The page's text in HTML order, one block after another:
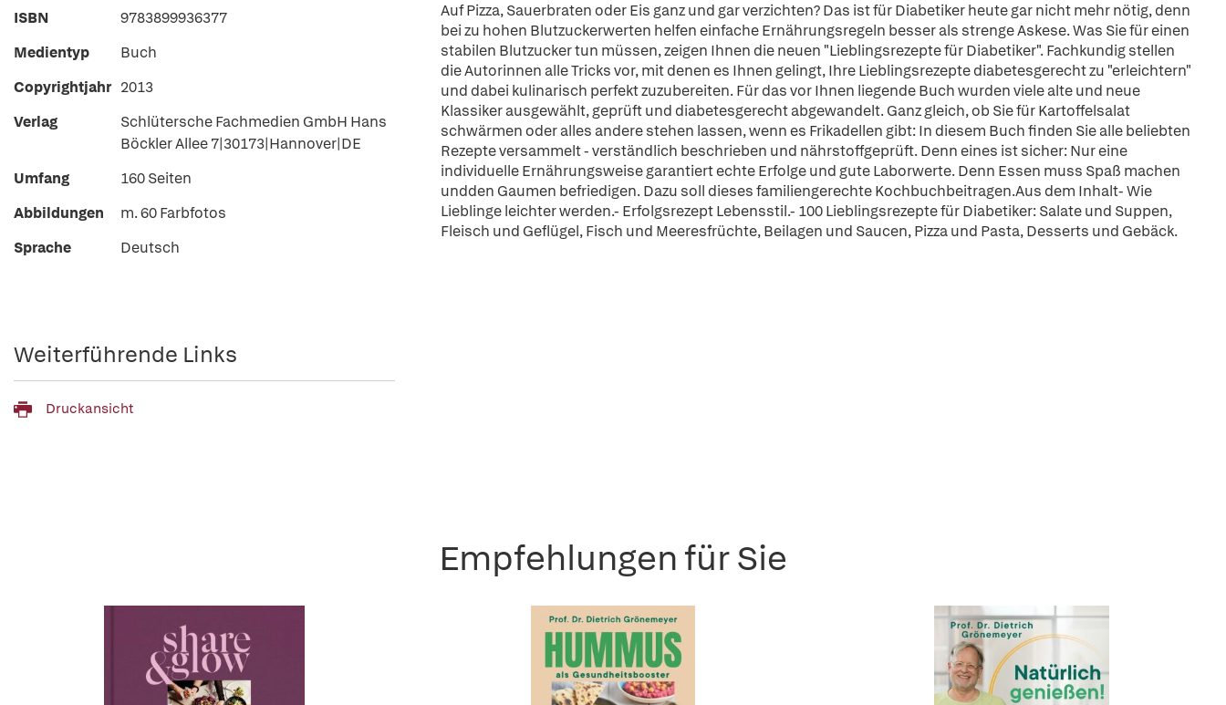
Auf Pizza, Sauerbraten oder Eis ganz und gar verzichten? Das ist für Diabetiker heute gar nicht mehr nötig, denn
bei zu hohen Blutzuckerwerten helfen einfache Ernährungsregeln besser als strenge Askese. Was Sie für einen
stabilen Blutzucker tun müssen, zeigen Ihnen die neuen "Lieblingsrezepte für Diabetiker". Fachkundig stellen
die Autorinnen alle Tricks vor, mit denen es Ihnen gelingt, Ihre Lieblingsrezepte diabetesgerecht zu "erleichtern"
und dabei kulinarisch perfekt zuzubereiten. Für das vor Ihnen liegende Buch wurden viele alte und neue
Klassiker ausgewählt, geprüft und diabetesgerecht abgewandelt. Ganz gleich, ob Sie für Kartoffelsalat
schwärmen oder alles andere stehen lassen, wenn es Frikadellen gibt: In diesem Buch finden Sie alle beliebten
Rezepte versammelt - verständlich beschrieben und nährstoffgeprüft. Denn eines ist sicher: Nur eine
individuelle Ernährungsweise garantiert echte Erfolge und gute Laborwerte. Denn Essen muss Spaß machen
undden Gaumen befriedigen. Dazu soll dieses familiengerechte Kochbuchbeitragen.Aus dem Inhalt- Wie
Lieblinge leichter werden.- Erfolgsrezept Lebensstil.- 100 Lieblingsrezepte für Diabetiker: Salate und Suppen,
Fleisch und Geflügel, Fisch und Meeresfrüchte, Beilagen und Saucen, Pizza und Pasta, Desserts und Gebäck.
ISBN
9783899936377
Medientyp
Buch
Copyrightjahr 2013
Verlag
Schlütersche Fachmedien GmbH Hans
Böckler Allee 7|30173|Hannover|DE
Umfang
160 Seiten
Abbildungen
m. 60 Farbfotos
Sprache
Deutsch
Weiterführende Links
Druckansicht
Empfehlungen für Sie